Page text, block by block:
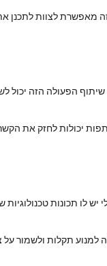
מאפשרת לצוות לתכנן
הפעולה הזה יכול
יכולות לחזק את
לו תכונות טכנולוגיות
תקלות ולשמור על